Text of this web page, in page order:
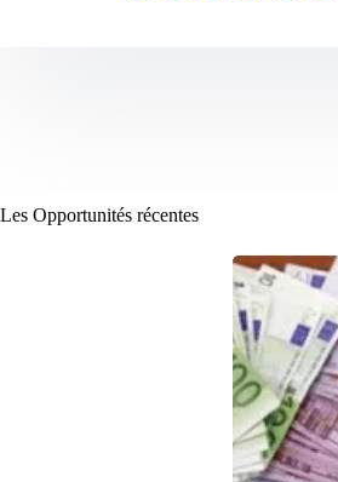
Les Opportunités récentes